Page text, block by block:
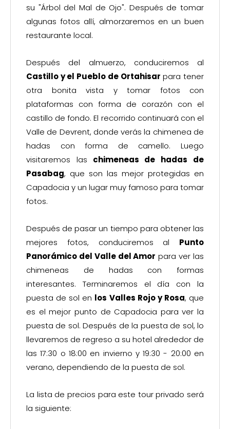
su "Árbol del Mal de Ojo". Después de tomar
algunas fotos allí, almorzaremos en un buen
restaurante local.
Después del almuerzo, conduciremos al
Castillo y el Pueblo de Ortahisar para tener
otra bonita vista y tomar fotos con
plataformas con forma de corazón con el
castillo de fondo. El recorrido continuará con el
Valle de Devrent, donde verás la chimenea de
hadas con forma de camello. Luego
visitaremos las chimeneas de hadas de
Pasabag, que son las mejor protegidas en
Capadocia y un lugar muy famoso para tomar
fotos.
Después de pasar un tiempo para obtener las
mejores fotos, conduciremos al Punto
Panorámico del Valle del Amor para ver las
chimeneas de hadas con formas
interesantes. Terminaremos el día con la
puesta de sol en los Valles Rojo y Rosa, que
es el mejor punto de Capadocia para ver la
puesta de sol. Después de la puesta de sol, lo
llevaremos de regreso a su hotel alrededor de
las 17:30 o 18:00 en invierno y 19:30 - 20:00 en
verano, dependiendo de la puesta de sol.
La lista de precios para este tour privado será
la siguiente: